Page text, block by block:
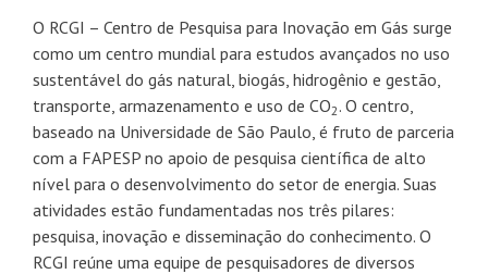
O RCGI – Centro de Pesquisa para Inovação em Gás surge
como um centro mundial para estudos avançados no uso
sustentável do gás natural, biogás, hidrogênio e gestão,
transporte, armazenamento e uso de CO2. O centro,
baseado na Universidade de São Paulo, é fruto de parceria
com a FAPESP no apoio de pesquisa científica de alto
nível para o desenvolvimento do setor de energia. Suas
atividades estão fundamentadas nos três pilares:
pesquisa, inovação e disseminação do conhecimento. O
RCGI reúne uma equipe de pesquisadores de diversos